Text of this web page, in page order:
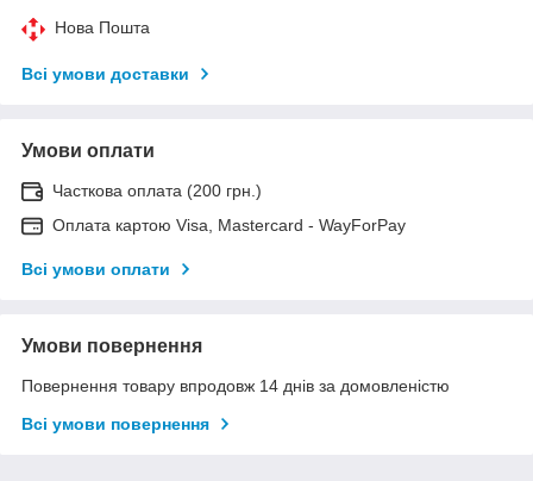
Нова Пошта
Всі умови доставки
Умови оплати
Часткова оплата (200 грн.)
Оплата картою Visa, Mastercard - WayForPay
Всі умови оплати
Умови повернення
Повернення товару впродовж 14 днів за домовленістю
Всі умови повернення